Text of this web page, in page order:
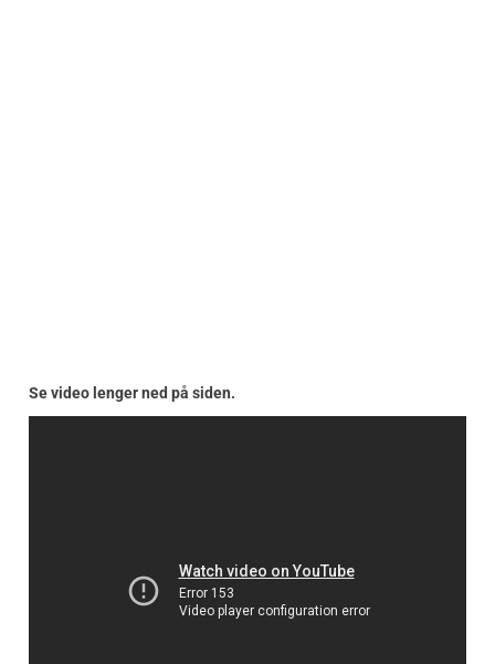
Se video lenger ned på siden.